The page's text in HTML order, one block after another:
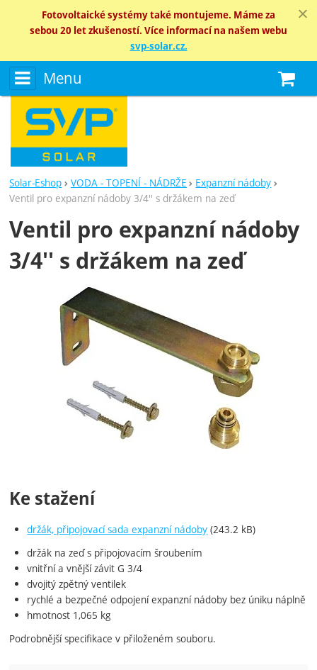
Fotovoltaické systémy také montujeme. Máme za
sebou 20 let zkušeností. Více informací na našem webu
svp-solar.cz.
Menu
Solar-Eshop VODA - TOPENÍ - NÁDRŽE
Expanzní nádoby
Ventil pro expanzní nádoby 3/4'' s držákem na zeď
Ventil pro expanzní nádoby
3/4'' s držákem na zeď
Fotografie
Ke stažení
držák, připojovací sada expanzní nádoby (243.2 kB)
držák na zeď s připojovacím šroubením
vnitřní a vnější závit G 3/4
dvojitý zpětný ventilek
rychlé a bezpečné odpojení expanzní nádoby bez úniku náplně
hmotnost 1,065 kg
Podrobnější specifikace v přiloženém souboru.